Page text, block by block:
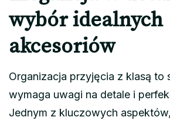
wybór idealnych
akcesoriów
Organizacja przyjęcia z klasą to
wymaga uwagi na detale i
Jednym z kluczowych